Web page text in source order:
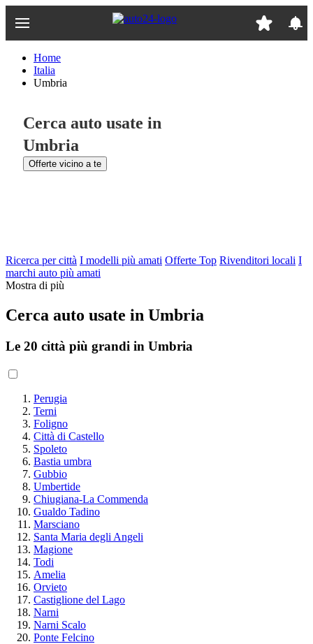
Home
Italia
Umbria
Cerca auto usate in
Umbria
Offerte vicino a te
Ricerca per città I modelli più amati Offerte Top Rivenditori locali I
marchi auto più amati
Mostra di più
Cerca auto usate in Umbria
Le 20 città più grandi in Umbria
Perugia
Terni
Foligno
Città di Castello
Spoleto
Bastia umbra
Gubbio
Umbertide
Chiugiana-La Commenda
Gualdo Tadino
Marsciano
Santa Maria degli Angeli
Magione
Todi
Amelia
Orvieto
Castiglione del Lago
Narni
Narni Scalo
Ponte Felcino